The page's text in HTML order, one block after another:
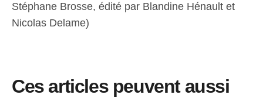
Stéphane Brosse, édité par Blandine Hénault et
Nicolas Delame)
Ces articles peuvent aussi